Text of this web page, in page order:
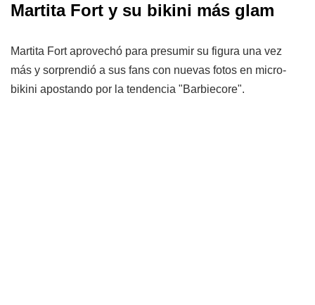
Martita Fort y su bikini más glam
Martita Fort aprovechó para presumir su figura una vez
más y sorprendió a sus fans con nuevas fotos en micro-
bikini apostando por la tendencia "Barbiecore".